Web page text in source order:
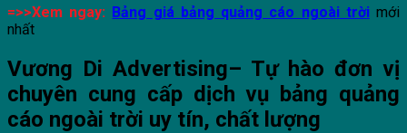
=>>Xem ngay: Bảng giá bảng quảng cáo ngoài trờimới
nhất
Vương Di Advertising– Tự hào đơn vị
chuyên cung cấp dịch vụ bảng quảng
cáo ngoài trời uy tín, chất lượng